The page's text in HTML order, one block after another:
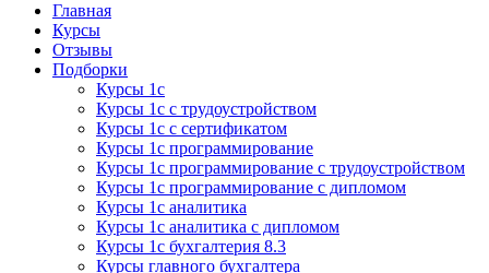
Курсы 1С
Курсы 1С официальная сертификация
Главная
Курсы
Отзывы
Подборки
Курсы 1с
Курсы 1с с трудоустройством
Курсы 1с с сертификатом
Курсы 1с программирование
Курсы 1с программирование с трудоустройством
Курсы 1с программирование с дипломом
Курсы 1с аналитика
Курсы 1с аналитика с дипломом
Курсы 1с бухгалтерия 8.3
Курсы главного бухгалтера